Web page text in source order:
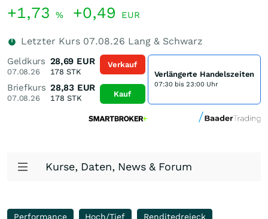
+1,73 % +0,49 EUR
Letzter Kurs 07.08.26 Lang & Schwarz
Geldkurs
07.08.26
28,69 EUR
178 STK
Briefkurs
07.08.26
28,83 EUR
178 STK
Verkauf
Kauf
Verlängerte Handelszeiten
07:30 bis 23:00 Uhr
Kurse, Daten, News & Forum
Performance Hoch/Tief
Renditedreieck